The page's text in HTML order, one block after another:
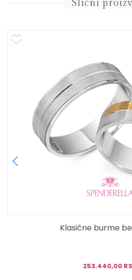
Slični
Klasične burme
253.440,00